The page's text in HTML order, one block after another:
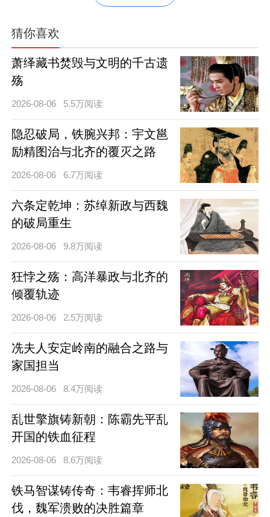
猜你喜欢
萧绎藏书焚毁与文明的千古遗
殇
2026-08-06 5.5万阅读
隐忍破局，铁腕兴邦：宇文邕
励精图治与北齐的覆灭之路
2026-08-06 6.7万阅读
六条定乾坤：苏绰新政与西魏
的破局重生
2026-08-06 9.8万阅读
狂悖之殇：高洋暴政与北齐的
倾覆轨迹
2026-08-06 2.5万阅读
冼夫人安定岭南的融合之路与
家国担当
2026-08-06 8.4万阅读
乱世擎旗铸新朝：陈霸先平乱
开国的铁血征程
2026-08-06 8.6万阅读
铁马智谋铸传奇：韦睿挥师北
伐，魏军溃败的决胜篇章